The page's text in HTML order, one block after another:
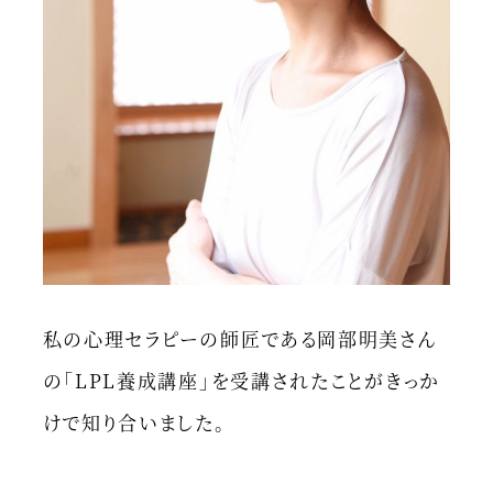
私の心理セラピーの師匠である岡部明美さん
の「LPL養成講座」を受講されたことがきっか
けで知り合いました。